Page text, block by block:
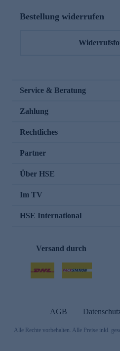
Bestellung widerrufen
Service & Beratung
Zahlung
Rechtliches
Partner
Über HSE
Im TV
HSE International
Versand durch
AGB
Alle Rechte vorbehalten. Alle Preise inkl.